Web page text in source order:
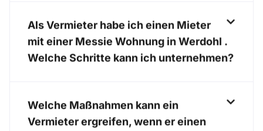
Als Vermieter habe ich einen Mieter
mit einer Messie Wohnung in Werdohl .
Welche Schritte kann ich unternehmen?
Welche Maßnahmen kann ein
Vermieter ergreifen, wenn er einen